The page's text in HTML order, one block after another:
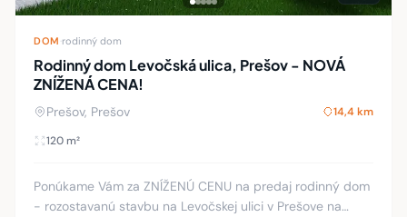
DOM rodinný dom
Rodinný dom Levočská ulica, Prešov - NOVÁ
ZNÍŽENÁ CENA!
Prešov, Prešov 14,4 km
120 m²
Ponúkame Vám za ZNÍŽENÚ CENU na predaj rodinný dom
- rozostavanú stavbu na Levočskej ulici v Prešove na